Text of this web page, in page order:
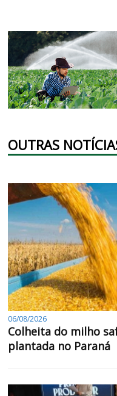
OUTRAS
06/08/2026
Colheita do milho
plantada no Paraná